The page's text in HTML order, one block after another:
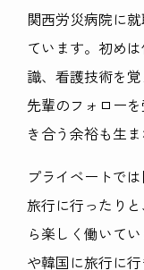
関西労災病院に
ています。初め
識、看護技術を
先輩のフォロー
き合う余裕も生ま
プライベートで
旅行に行ったり
ら楽しく働いて
や韓国に旅行に